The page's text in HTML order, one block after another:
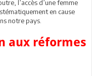
l’accès d’une femme
en cause
notre pays.
aux réformes